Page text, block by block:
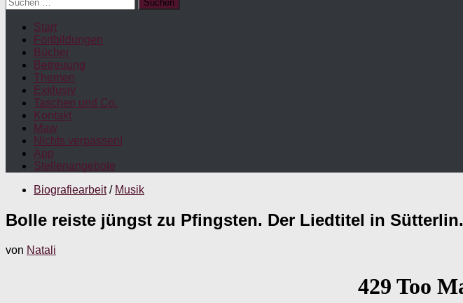
nach:
Start
Fortbildungen
Bücher
Betreuung
Themen
Exklusiv
Taschen und Co.
Kontakt
Maw
Nichts verpassen!
App
Stellenangebote
Biografiearbeit / Musik
Bolle reiste jüngst zu Pfingsten. Der Liedtitel in Sütterlin.
von Natali